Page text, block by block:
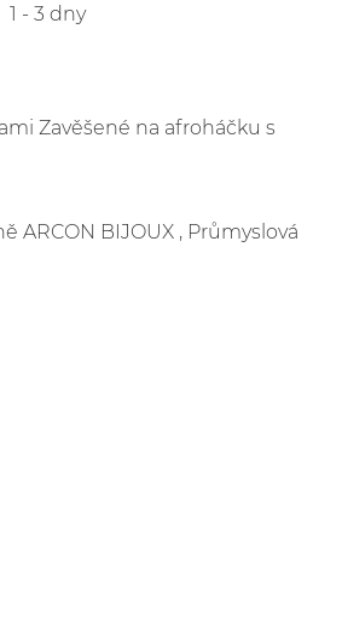
1 - 3 dny
Zavěšené na afroháčku s
ARCON BIJOUX , Průmyslová